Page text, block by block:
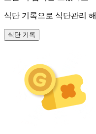
식단 기록으로 식단관리
식단 기록